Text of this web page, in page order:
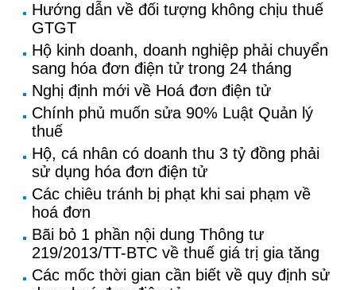
Hướng dẫn về đối tượng không chịu thuế
GTGT
Hộ kinh doanh, doanh nghiệp phải chuyển
sang hóa đơn điện tử trong 24 tháng
Nghị định mới về Hoá đơn điện tử
Chính phủ muốn sửa 90% Luật Quản lý
thuế
Hộ, cá nhân có doanh thu 3 tỷ đồng phải
sử dụng hóa đơn điện tử
Các chiêu tránh bị phạt khi sai phạm về
hoá đơn
Bãi bỏ 1 phần nội dung Thông tư
219/2013/TT-BTC về thuế giá trị gia tăng
Các mốc thời gian cần biết về quy định sử